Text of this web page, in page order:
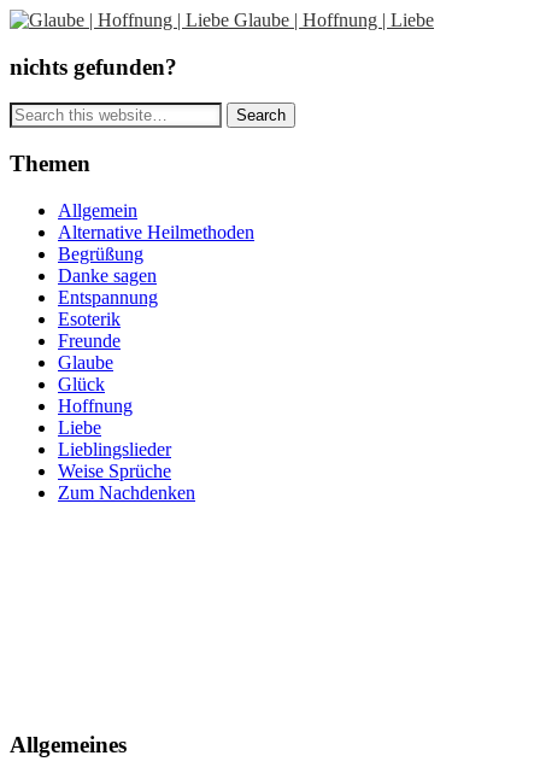
Glaube | Hoffnung | Liebe
nichts gefunden?
Themen
Allgemein
Alternative Heilmethoden
Begrüßung
Danke sagen
Entspannung
Esoterik
Freunde
Glaube
Glück
Hoffnung
Liebe
Lieblingslieder
Weise Sprüche
Zum Nachdenken
Allgemeines